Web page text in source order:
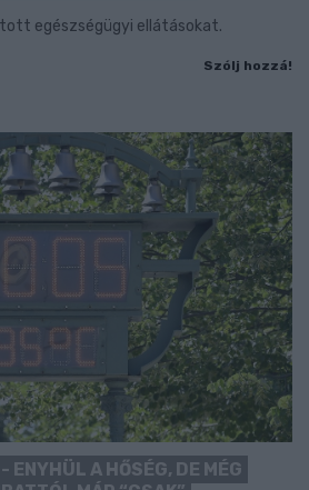
egészségügyi ellátásokat.
Szólj hozzá!
A HŐSÉG, DE MÉG